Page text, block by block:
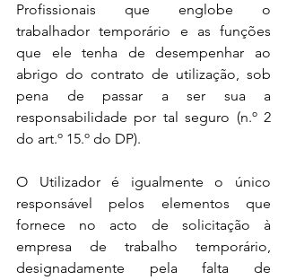
Profissionais que englobe o
trabalhador temporário e as funções
que ele tenha de desempenhar ao
abrigo do contrato de utilização, sob
pena de passar a ser sua a
responsabilidade por tal seguro (n.º 2
do art.º 15.º do DP).
O Utilizador é igualmente o único
responsável pelos elementos que
fornece no acto de solicitação à
empresa de trabalho temporário,
designadamente pela falta de